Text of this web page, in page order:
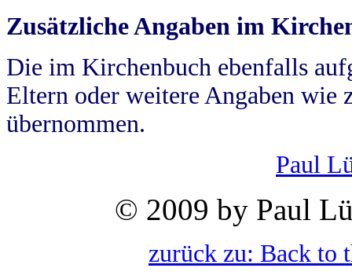
Zusätzliche Angaben im
Die im Kirchenbuch ebenfalls
Eltern oder weitere Angaben wie
übernommen.
Paul
© 2009 by Paul
zurück zu: Back to